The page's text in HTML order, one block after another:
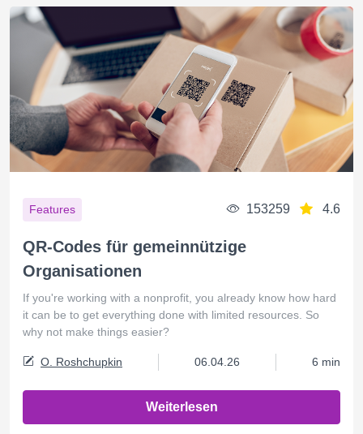
Features 153259 4.6
QR-Codes für gemeinnützige
Organisationen
If you're working with a nonprofit, you already know how hard
it can be to get everything done with limited resources. So
why not make things easier?
O. Roshchupkin 06.04.26 6 min
Weiterlesen